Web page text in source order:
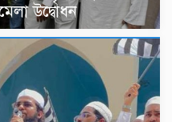
উদ্বোধন